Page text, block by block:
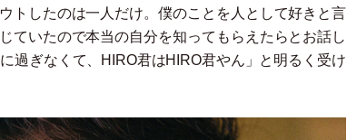
トしたのは一人だけ。僕のことを人として好きと言
ていたので本当の自分を知ってもらえたらとお話し
過ぎなくて、HIRO君はHIRO君やん 」 と明るく受け